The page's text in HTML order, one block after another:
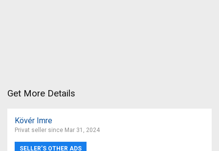
Get More Details
Kövér Imre
Privat seller since Mar 31, 2024
SELLER’S OTHER ADS